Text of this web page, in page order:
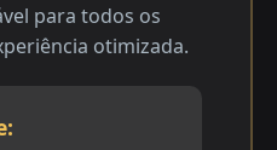
para todos os
otimizada.